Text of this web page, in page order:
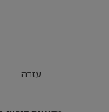
עזרה